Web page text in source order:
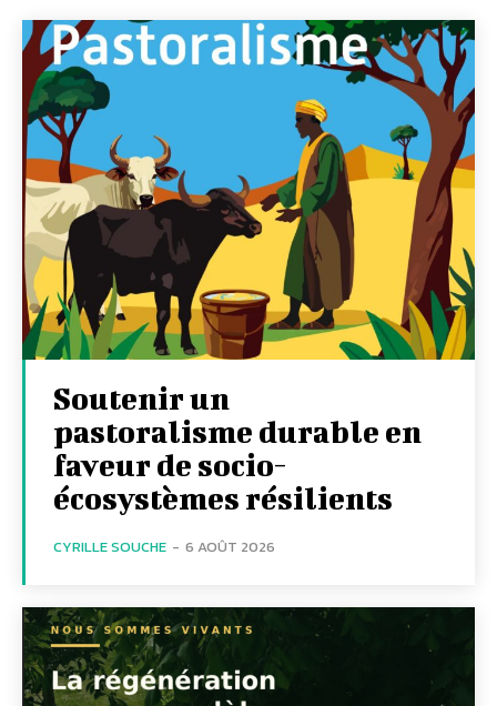
Soutenir un
pastoralisme durable en
faveur de socio-
écosystèmes résilients
CYRILLE SOUCHE - 6 AOÛT 2026